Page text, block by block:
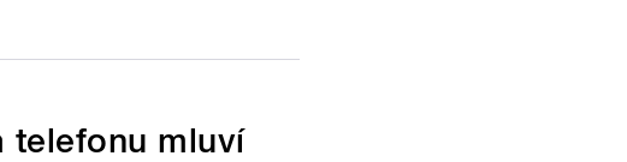
telefonu mluví